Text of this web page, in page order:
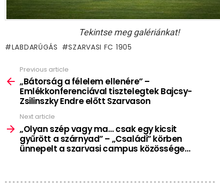
Tekintse meg galériánkat!
LABDARÚGÁS SZARVASI FC 1905
more
Previous article
„Bátorság a félelem ellenére” –
Emlékkonferenciával tisztelegtek Bajcsy-
Zsilinszky Endre előtt Szarvason
Next article
„Olyan szép vagy ma… csak egy kicsit
gyűrött a szárnyad” – „Családi” körben
ünnepelt a szarvasi campus közössége…